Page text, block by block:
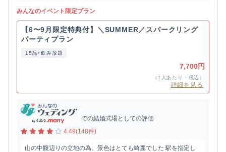
みんなのイベント限定プラン
【6〜9月限定特典付】＼SUMMER／スパークリング
パーティプラン
15品+飲み放題
7,700円
（1人あたり・税込）
詳細を見る
での結婚式場としての評価
4.49(148件)
山の中腹辺りの立地の為、景色はとても綺麗でした 駅を指定し